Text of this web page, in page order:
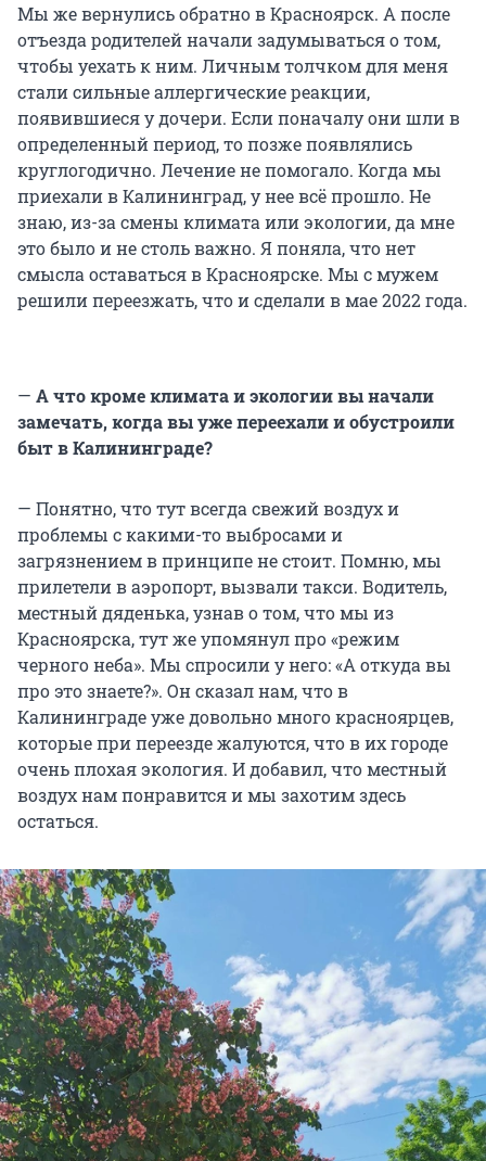
Мы же вернулись обратно в Красноярск. А после
отъезда родителей начали задумываться о том,
чтобы уехать к ним. Личным толчком для меня
стали сильные аллергические реакции,
появившиеся у дочери. Если поначалу они шли в
определенный период, то позже появлялись
круглогодично. Лечение не помогало. Когда мы
приехали в Калининград, у нее всё прошло. Не
знаю, из-за смены климата или экологии, да мне
это было и не столь важно. Я поняла, что нет
смысла оставаться в Красноярске. Мы с мужем
решили переезжать, что и сделали в мае 2022 года.
— А что кроме климата и экологии вы начали
замечать, когда вы уже переехали и обустроили
быт в Калининграде?
— Понятно, что тут всегда свежий воздух и
проблемы с какими-то выбросами и
загрязнением в принципе не стоит. Помню, мы
прилетели в аэропорт, вызвали такси. Водитель,
местный дяденька, узнав о том, что мы из
Красноярска, тут же упомянул про «режим
черного неба». Мы спросили у него: «А откуда вы
про это знаете?». Он сказал нам, что в
Калининграде уже довольно много красноярцев,
которые при переезде жалуются, что в их городе
очень плохая экология. И добавил, что местный
воздух нам понравится и мы захотим здесь
остаться.